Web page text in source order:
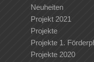
Neuheiten
Projekt 2021
Projekte
Projekte 1.
Projekte 2020